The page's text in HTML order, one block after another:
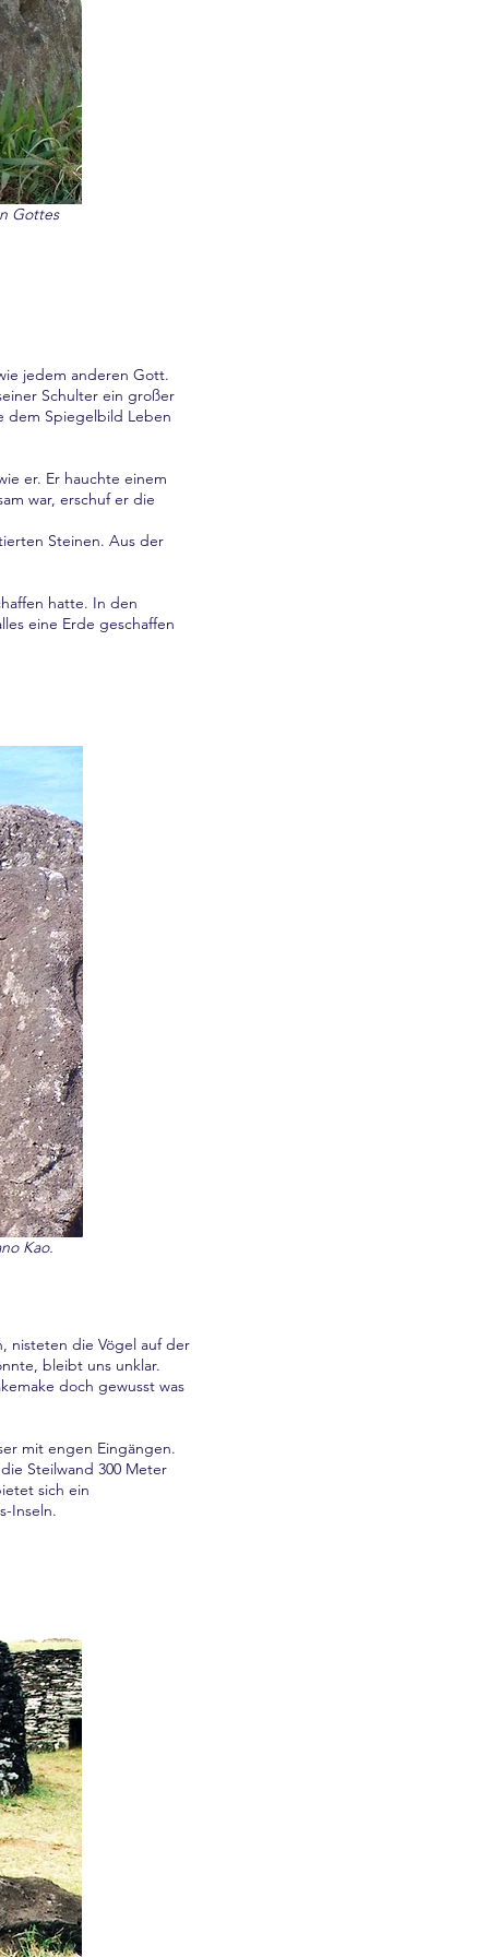
Gottes
jedem anderen Gott.
Schulter ein großer
dem Spiegelbild Leben
er. Er hauchte einem
war, erschuf er die
Steinen. Aus der
hatte. In den
eine Erde geschaffen
Kao.
nisteten die Vögel auf der
bleibt uns unklar.
doch gewusst was
mit engen Eingängen.
Steilwand 300 Meter
sich ein
Inseln.